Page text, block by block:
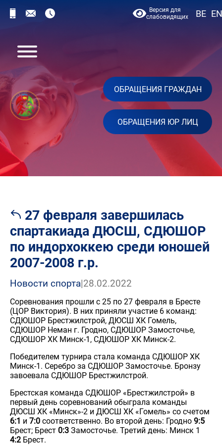
Версия для
слабовидящих
BE EN
ОБРАЩЕНИЯ ГРАЖДАН
ОБРАЩЕНИЯ ЮР ЛИЦ
27 февраля завершилась
спартакиада ДЮСШ, СДЮШОР
по индорхоккею среди юношей
2007-2008 г.р.
Новости спорта|28.02.2022
Соревнования прошли с 25 по 27 февраля в Бресте
(ЦОР Виктория). В них приняли участие 6 команд:
СДЮШОР Брестжилстрой, ДЮСШ ХК Гомель,
СДЮШОР Неман г. Гродно, СДЮШОР Замосточье,
СДЮШОР ХК Минск-1, СДЮШОР ХК Минск-2.
Победителем турнира стала команда СДЮШОР ХК
Минск-1. Серебро за СДЮШОР Замосточье. Бронзу
завоевала СДЮШОР Брестжилстрой.
Брестская команда СДЮШОР «Брестжилстрой» в
первый день соревнований обыграла команды
ДЮСШ ХК «Минск»-2 и ДЮСШ ХК «Гомель» со счетом
6:1 и 7:0 соответственно. Во второй день: Гродно 9:5
Брест; Брест 0:3 Замосточье. Третий день: Минск 1
4:2 Брест.